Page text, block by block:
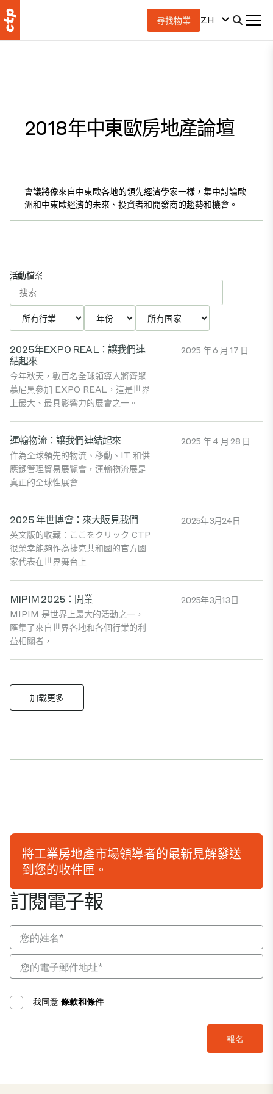
尋找物業 ZH
2018年中東歐房地產論壇
會議將像來自中東歐各地的領先經濟學家一樣，集中討論歐
洲和中東歐經濟的未來、投資者和開發商的趨勢和機會。
活動檔案
2025年EXPO REAL：讓我們連
結起來
今年秋天，數百名全球領導人將齊聚
慕尼黑參加 EXPO REAL，這是世界
上最大、最具影響力的展會之一。
2025 年 6 月 17 日
運輸物流：讓我們連結起來
作為全球領先的物流、移動、IT 和供
應鏈管理貿易展覽會，運輸物流展是
真正的全球性展會
2025 年 4 月 28 日
2025 年世博會：來大阪見我們
英文版的收藏：ここをクリック CTP
很榮幸能夠作為捷克共和國的官方國
家代表在世界舞台上
2025年3月24日
MIPIM 2025：開業
MIPIM 是世界上最大的活動之一，
匯集了來自世界各地和各個行業的利
益相關者，
2025年3月13日
加载更多
訂閱電子報
我同意 條款和條件
將工業房地產市場領導者的最新見解發送
到您的收件匣。